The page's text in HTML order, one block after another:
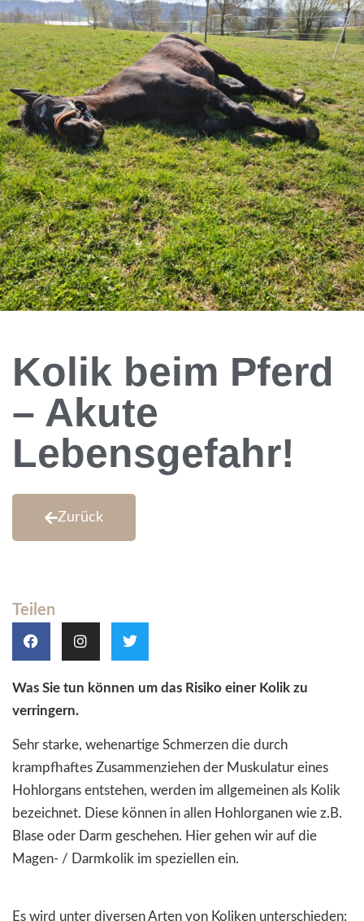
Kolik beim Pferd
– Akute
Lebensgefahr!
Zurück
Teilen
Was Sie tun können um das Risiko einer Kolik zu
verringern.
Sehr starke, wehenartige Schmerzen die durch
krampfhaftes Zusammenziehen der Muskulatur eines
Hohlorgans entstehen, werden im allgemeinen als Kolik
bezeichnet. Diese können in allen Hohlorganen wie z.B.
Blase oder Darm geschehen. Hier gehen wir auf die
Magen- / Darmkolik im speziellen ein.
Es wird unter diversen Arten von Koliken unterschieden: